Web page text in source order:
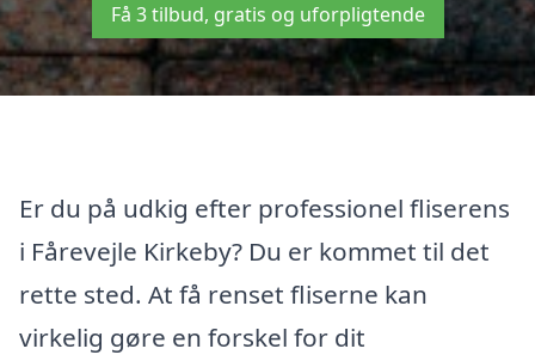
Få 3 tilbud, gratis og uforpligtende
Er du på udkig efter professionel fliserens
i Fårevejle Kirkeby? Du er kommet til det
rette sted. At få renset fliserne kan
virkelig gøre en forskel for dit